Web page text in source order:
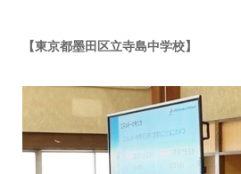
【東京都墨田区立寺島中学校】